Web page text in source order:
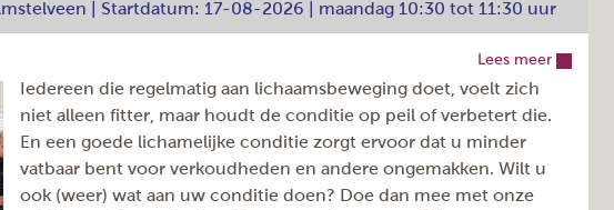
Inschrijven >
maandag
40
3
09:30 - 10:30u
| Startdatum: 17-08-2026 | maandag 10:30 tot 11:30 uur
Lees meer
Iedereen die regelmatig aan lichaamsbeweging doet, voelt zich
niet alleen fitter, maar houdt de conditie op peil of verbetert die.
En een goede lichamelijke conditie zorgt ervoor dat u minder
vatbaar bent voor verkoudheden en andere ongemakken. Wilt u
ook (weer) wat aan uw conditie doen? Doe dan mee met onze